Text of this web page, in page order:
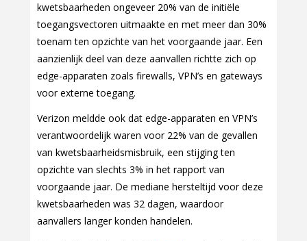
kwetsbaarheden ongeveer 20% van de initiële
toegangsvectoren uitmaakte en met meer dan 30%
toenam ten opzichte van het voorgaande jaar. Een
aanzienlijk deel van deze aanvallen richtte zich op
edge-apparaten zoals firewalls, VPN’s en gateways
voor externe toegang.
Verizon meldde ook dat edge-apparaten en VPN’s
verantwoordelijk waren voor 22% van de gevallen
van kwetsbaarheidsmisbruik, een stijging ten
opzichte van slechts 3% in het rapport van
voorgaande jaar. De mediane hersteltijd voor deze
kwetsbaarheden was 32 dagen, waardoor
aanvallers langer konden handelen.